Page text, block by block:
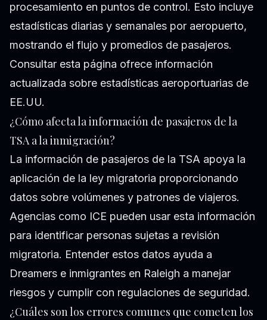
procesamiento en puntos de control. Esto incluye
estadísticas diarias y semanales por aeropuerto,
mostrando el flujo y promedios de pasajeros.
Consultar esta página ofrece información
actualizada sobre estadísticas aeroportuarias de
EE.UU.
¿Cómo afecta la información de pasajeros de la
TSA a la inmigración?
La información de pasajeros de la TSA apoya la
aplicación de la ley migratoria proporcionando
datos sobre volúmenes y patrones de viajeros.
Agencias como ICE pueden usar esta información
para identificar personas sujetas a revisión
migratoria. Entender estos datos ayuda a
Dreamers e inmigrantes en Raleigh a manejar
riesgos y cumplir con regulaciones de seguridad.
¿Cuáles son los errores comunes que cometen los